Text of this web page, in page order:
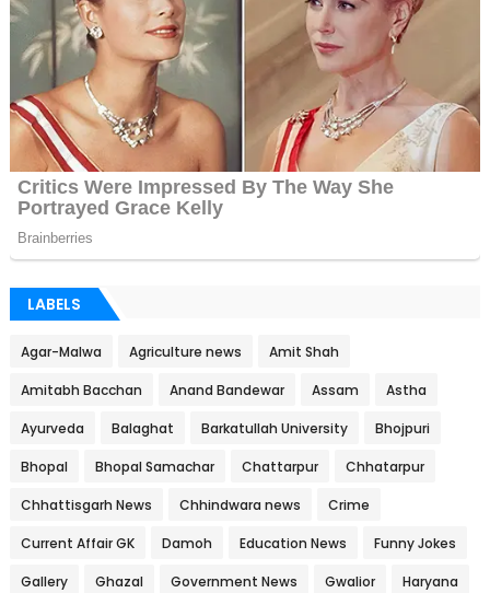
LABELS
Agar-Malwa Agriculture news Amit Shah
Amitabh Bacchan Anand Bandewar Assam Astha
Ayurveda Balaghat Barkatullah University Bhojpuri
Bhopal Bhopal Samachar Chattarpur Chhatarpur
Chhattisgarh News Chhindwara news Crime
Current Affair GK Damoh Education News Funny Jokes
Gallery Ghazal Government News Gwalior Haryana